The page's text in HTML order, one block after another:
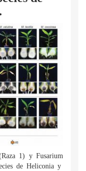
1) y Fusarium
de Heliconia y